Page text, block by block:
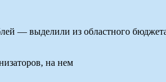
— выделили из областного
на нем